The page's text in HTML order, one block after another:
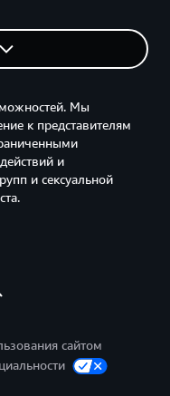
Мы
к представителям
и
и сексуальной
сайтом